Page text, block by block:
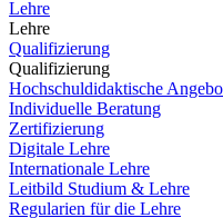
Lehre
Lehre
Qualifizierung
Qualifizierung
Hochschuldidaktische
Individuelle Beratung
Zertifizierung
Digitale Lehre
Internationale Lehre
Leitbild Studium & Lehre
Regularien für die Lehre